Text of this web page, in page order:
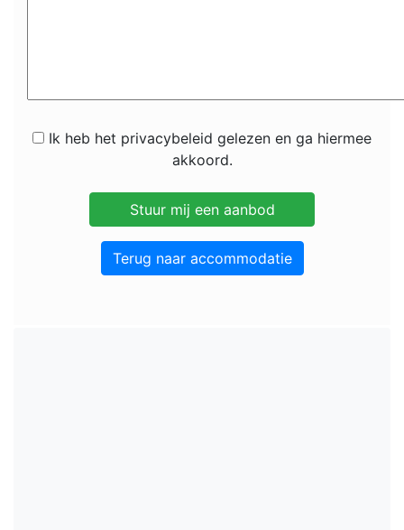
Ik heb het privacybeleid gelezen en ga hiermee
akkoord.
Terug naar accommodatie